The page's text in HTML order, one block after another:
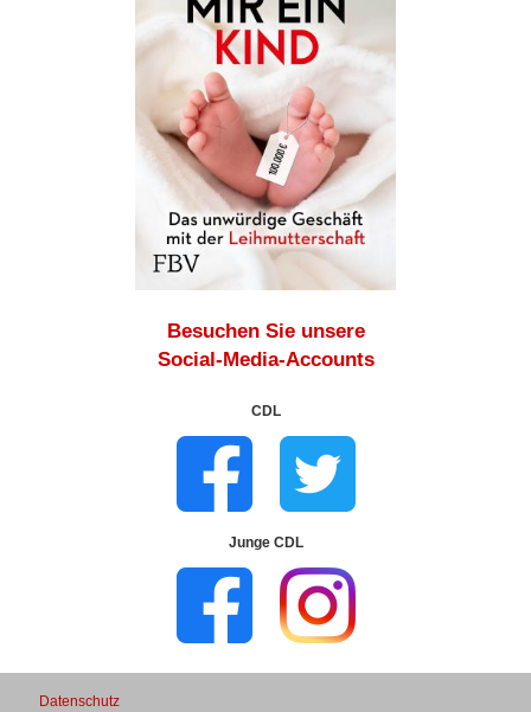
Besuchen Sie unsere
Social-Media-Accounts
CDL
Junge CDL
Datenschutz